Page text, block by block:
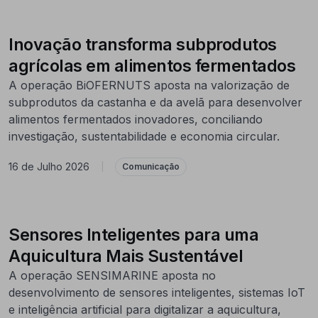
Inovação transforma subprodutos
agrícolas em alimentos fermentados
A operação BiOFERNUTS aposta na valorização de
subprodutos da castanha e da avelã para desenvolver
alimentos fermentados inovadores, conciliando
investigação, sustentabilidade e economia circular.
16 de Julho 2026 Comunicação
Sensores Inteligentes para uma
Aquicultura Mais Sustentável
A operação SENSIMARINE aposta no
desenvolvimento de sensores inteligentes, sistemas IoT
e inteligência artificial para digitalizar a aquicultura,